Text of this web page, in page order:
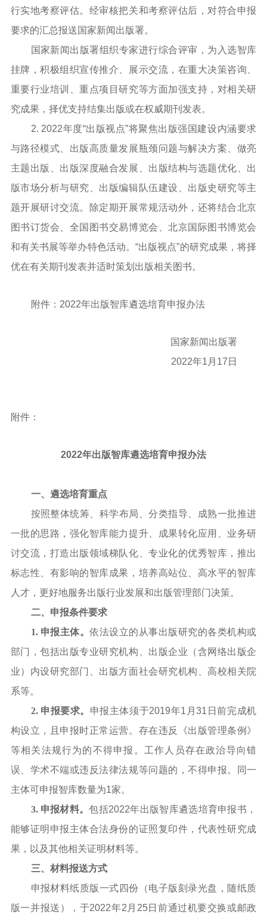
行实地考察评估。经审核把关和考察评估后，对符合申报
要求的汇总报送国家新闻出版署。
国家新闻出版署组织专家进行综合评审，为入选智库
挂牌，积极组织宣传推介、展示交流，在重大决策咨询、
重要行业培训、重点项目研究等方面加强支持，对相关研
究成果，择优支持结集出版或在权威期刊发表。
2. 2022年度“出版视点”将聚焦出版强国建设内涵要求
与路径模式、出版高质量发展瓶颈问题与解决方案、做亮
主题出版、出版深度融合发展、出版结构与选题优化、出
版市场分析与研究、出版编辑队伍建设、出版史研究等主
题开展研讨交流。除定期开展常规活动外，还将结合北京
图书订货会、全国图书交易博览会、北京国际图书博览会
和有关书展等举办特色活动。“出版视点”的研究成果，将择
优在有关期刊发表并适时策划出版相关图书。
附件：2022年出版智库遴选培育申报办法
国家新闻出版署
2022年1月17日
附件：
2022年出版智库遴选培育申报办法
一、遴选培育重点
按照整体统筹、科学布局、分类指导、成熟一批推进
一批的思路，强化智库能力提升、成果转化应用、业务研
讨交流，打造出版领域梯队化、专业化的优秀智库，推出
标志性、有影响的智库成果，培养高站位、高水平的智库
人才，更好地服务出版行业发展和出版管理部门决策。
二、申报条件要求
1. 申报主体。依法设立的从事出版研究的各类机构或
部门，包括出版专业研究机构、出版企业（含网络出版企
业）内设研究部门、出版方面社会研究机构、高校相关院
系等。
2. 申报要求。 申报主体须于2019年1月31日前完成机
构设立，且申报时正常运营。存在违反《出版管理条例》
等相关法规行为的不得申报。工作人员存在政治导向错
误、学术不端或违反法律法规等问题的，不得申报。同一
主体可申报智库数量为1家。
3. 申报材料。包括2022年出版智库遴选培育申报书，
能够证明申报主体合法身份的证照复印件，代表性研究成
果，以及其他相关证明材料等。
三、材料报送方式
申报材料纸质版一式四份（电子版刻录光盘，随纸质
版一并报送），于2022年2月25日前通过机要交换或邮政